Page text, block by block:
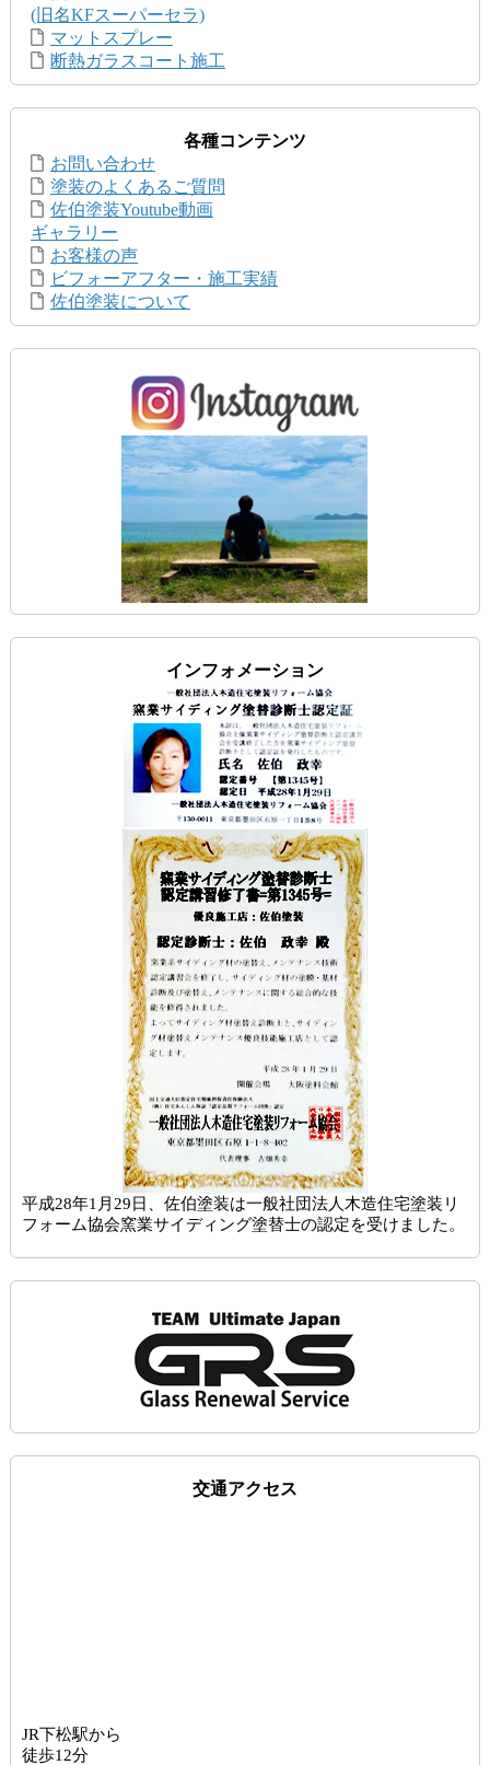
(旧名KFスーパーセラ)
マットスプレー
断熱ガラスコート施工
各種コンテンツ
お問い合わせ
塗装のよくあるご質問
佐伯塗装Youtube動画
ギャラリー
お客様の声
ビフォーアフター・施工実績
佐伯塗装について
インフォメーション
平成28年1月29日、佐伯塗装は一般社団法人木造住宅塗装リ
フォーム協会窯業サイディング塗替士の認定を受けました。
交通アクセス
JR下松駅から
徒歩12分